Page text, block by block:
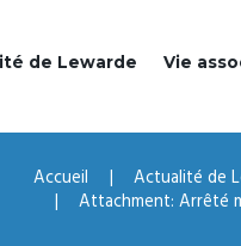
de Lewarde Vie
Accueil Actualité de
Attachment: Arrêté